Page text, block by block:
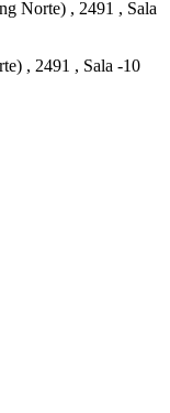
Norte) , 2491 , Sala
, 2491 , Sala -10